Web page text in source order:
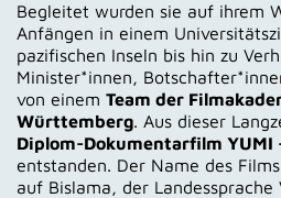
Begleitet wurden sie auf ihrem
Anfängen in einem
pazifischen Inseln bis hin zu
Minister*innen,
von einem Team der
Württemberg. Aus dieser
Diplom-Dokumentarfilm YUMI -
entstanden. Der Name des
auf Bislama, der Landessprache